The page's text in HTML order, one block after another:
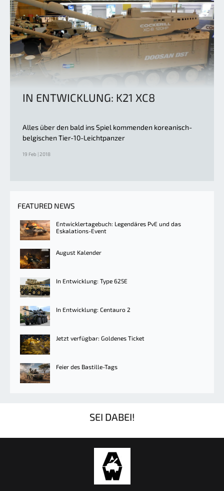
IN ENTWICKLUNG: K21 XC8
Alles über den bald ins Spiel kommenden koreanisch-
belgischen Tier-10-Leichtpanzer
19 Feb | 2018
FEATURED NEWS
Entwicklertagebuch: Legendäres PvE und das
Eskalations-Event
August Kalender
In Entwicklung: Type 625E
In Entwicklung: Centauro 2
Jetzt verfügbar: Goldenes Ticket
Feier des Bastille-Tags
SEI DABEI!